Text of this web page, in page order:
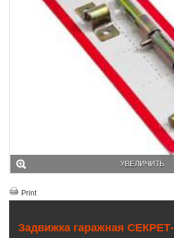
УВЕЛИЧИТЬ
Print
Задвижка гаражная